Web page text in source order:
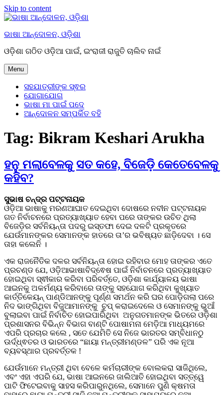
Skip to content
ଭାଷା ଆନ୍ଦୋଳନ, ଓଡ଼ିଶା
ଓଡ଼ିଶା ଗଠିତ ଓଡ଼ିଆ ପାଇଁ, ଇଂରାଜୀ ରାଜୁତି ଚାଲିବ ନାଇଁ
Menu
ସହଯାତ୍ରୀଙ୍କ ସ୍ଵର
ଯୋଗାଯୋଗ
ଭାଷା ମା ପାଇଁ ପଦେ
ଆନ୍ଦୋଳନ ସମ୍ପର୍କିତ ବହି
Tag: Bikram Keshari Arukha
ହନୁ ମଲାବେଳକୁ ସତ କହେ, ବିଜେଡ଼ି କେତେବେଳକୁ
କହିବ?
ସୁଭାଷ ଚନ୍ଦ୍ର ପଟ୍ଟନାୟକ
ଓଡ଼ିଆ ଭାଷାକୁ ମରଣଆଘାତ ଦେଇଥିବା ଦୋଷରେ ନବୀନ ପଟ୍ଟନାୟକ
ଗତ ନିର୍ବାଚନରେ ପ୍ରତ୍ୟାଖ୍ୟାତ ହେବା ପରେ ତାଙ୍କର ଉଚିତ ଥିଲା
ବିଜେଡ଼ିର ସର୍ବନିୟନ୍ତା ପଦରୁ ଇସ୍ତଫା ଦେଇ ଦଳଟି ପ୍ରକୃତରେ
ଯେଉଁମାନଙ୍କର ସେମାନଙ୍କ ହାତରେ ତା’ର ଭବିଷ୍ୟତ ଛାଡ଼ିଦେବା । ସେ
ତାହା କଲେନି ।
ଏକ ରାଜନୈତିକ ଦଳର ସର୍ବନିୟନ୍ତା ହୋଇ ରହିବାର ମୋହ ତାଙ୍କର ଏତେ
ପ୍ରଚଣ୍ଡ ଯେ, ଓଡ଼ିଆଭାଷାବିଦ୍ଵେଷ ପାଇଁ ନିର୍ବାଚନରେ ପ୍ରତ୍ୟାଖ୍ୟାତ
ହୋଇଥିବା ସ୍ଵୀକାର କରିବା ପରିବର୍ତ୍ତେ, ଓଡ଼ିଶା କାର୍ଯ୍ୟାଳୟ ଭାଷା
ଆଇନକୁ ଅକର୍ମଣ୍ୟ କରିବାରେ ତାଙ୍କୁ ସହଯୋଗ କରିଥିବା କୁଖ୍ୟାତ
କାର୍ତ୍ତିକେୟନ୍ ପାଣ୍ଡିଆନଙ୍କୁ ପୂର୍ଣ୍ଣ ସମର୍ଥନ କରି ଘର ପୋଡ଼ିଗଲା ପରେ
ନିଦ ଭାଙ୍ଗିଥିବା ବିଜୁଆମାନଙ୍କୁ ଚୁପ୍ କରାଇଦେଲେ ଓ ସେମାନଙ୍କୁ ଭୁଆଁ
ବୁଲାଇବା ପାଇଁ ନିର୍ବାଚିତ ହୋଇପାରିଥିବା ଅନୁଗତମାନଙ୍କ ଭିତରେ ଓଡ଼ିଶା
ପ୍ରଶାସନର ବିଭିନ୍ନ ବିଭାଗ ବାଣ୍ଟି ପୋଷାମନା ମେଡ଼ିଆ ମାଧ୍ୟମରେ
ଏପରି ପ୍ରଚାର କଲେ , ସତେ ଯେମିତି ସେ ନିଜେ ଭାରତର ସମ୍ବିଧାନଠୁ
ଊର୍ଦ୍ଧ୍ଵତର ଓ ଭାରତରେ “ଛାୟା ମନ୍ତ୍ରୀମଣ୍ଡଳ” ପରି ଏକ ନୂଆ
ବ୍ୟବସ୍ଥାର ପ୍ରବର୍ତ୍ତକ !
ଯେଉଁମାନେ ମନ୍ତ୍ରୀ ଥିବା ବେଳେ କର୍ମଚାରୀଙ୍କ ବୋଲକରା ସାଜିଥିଲେ,
ଏବଂ ଏହା ଏପରି ଯେ, ଭାଷା ଆଇନରେ ଜାଲିଆତି ହୋଇଥିବା ସତ୍ତ୍ୱେ
ପାଟି ଫିଟେଇବାକୁ ସାହସ କରିପାରୁନଥିଲେ, ସେମାନେ ପୁଣି କ୍ଷମତା